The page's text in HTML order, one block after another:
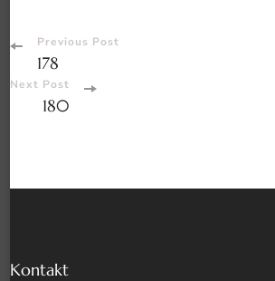
Post
Navigation
Previous Post
178
Next Post
180
Kontakt